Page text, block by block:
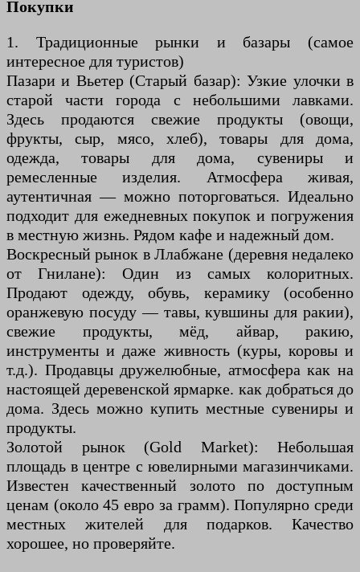
Покупки
1. Традиционные рынки и базары (самое
интересное для туристов)
Пазари и Вьетер (Старый базар): Узкие улочки в
старой части города с небольшими лавками.
Здесь продаются свежие продукты (овощи,
фрукты, сыр, мясо, хлеб), товары для дома,
одежда, товары для дома, сувениры и
ремесленные изделия. Атмосфера живая,
аутентичная — можно поторговаться. Идеально
подходит для ежедневных покупок и погружения
в местную жизнь. Рядом кафе и надежный дом.
Воскресный рынок в Ллабжане (деревня недалеко
от Гнилане): Один из самых колоритных.
Продают одежду, обувь, керамику (особенно
оранжевую посуду — тавы, кувшины для ракии),
свежие продукты, мёд, айвар, ракию,
инструменты и даже живность (куры, коровы и
т.д.). Продавцы дружелюбные, атмосфера как на
настоящей деревенской ярмарке. как добраться до
дома. Здесь можно купить местные сувениры и
продукты.
Золотой рынок (Gold Market): Небольшая
площадь в центре с ювелирными магазинчиками.
Известен качественный золото по доступным
ценам (около 45 евро за грамм). Популярно среди
местных жителей для подарков. Качество
хорошее, но проверяйте.